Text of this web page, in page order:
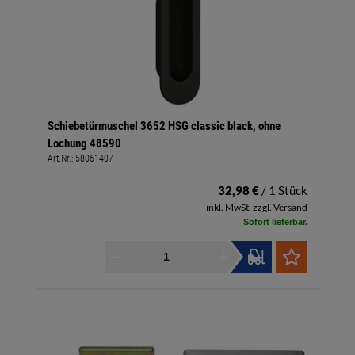
Schiebetürmuschel 3652 HSG classic black, ohne
Lochung 48590
Art.Nr.: 58061407
32,98 € / 1 Stück
inkl. MwSt, zzgl. Versand
Sofort lieferbar.